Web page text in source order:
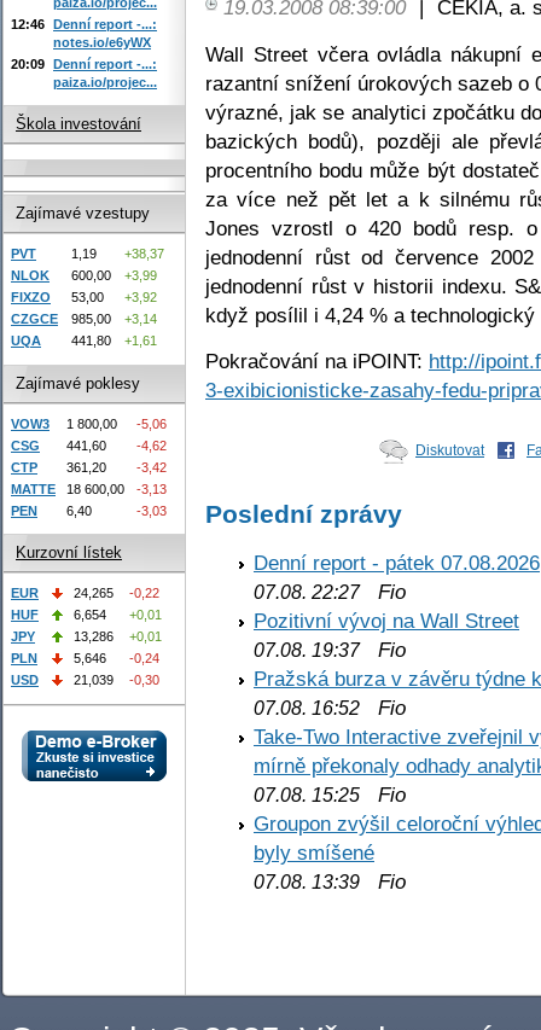
19.03.2008 08:39:00 | ČEKIA, a.
Wall Street včera ovládla nákupní
razantní snížení úrokových sazeb o
výrazné, jak se analytici zpočátku
bazických bodů), později ale
procentního bodu může být
za více než pět let a k silnému
Jones vzrostl o 420 bodů resp.
jednodenní růst od července
jednodenní růst v historii indexu.
když posílil i 4,24 % a
Pokračování na iPOINT: http://
3-exibicionisticke-zasahy-fedu-
Diskutovat
Poslední zprávy
Denní report - pátek 07.08.2026
07.08. 22:27Fio
Pozitivní vývoj na Wall Street
07.08. 19:37Fio
Pražská burza v závěru týdne
07.08. 16:52 Fio
Take-Two Interactive zveřejnil
mírně překonaly odhady
07.08. 15:25 Fio
Groupon zvýšil celoroční
byly smíšené
07.08. 13:39 Fio
12:46 Denní report -...:
notes.io/e6yWX
20:09 Denní report -...:
paiza.io/projec...
Škola investování
Zajímavé vzestupy
PVT 1,19
+38,37
NLOK
600,00
+3,99
FIXZO
53,00
+3,92
CZGCE
985,00
+3,14
UQA
441,80 +1,61
Zajímavé poklesy
VOW3 1 800,00
-5,06
CSG
441,60
-4,62
CTP
361,20
-3,42
MATTE
18 600,00
-3,13
PEN
6,40 -3,03
Kurzovní lístek
EUR 24,265
-0,22
HUF
6,654
+0,01
JPY
13,286
+0,01
PLN
5,646
-0,24
USD
21,039 -0,30